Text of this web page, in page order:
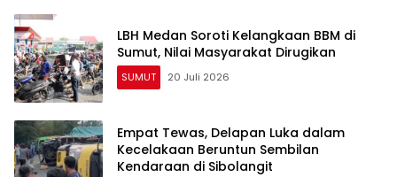
LBH Medan Soroti Kelangkaan BBM di
Sumut, Nilai Masyarakat Dirugikan
SUMUT 20 Juli 2026
Empat Tewas, Delapan Luka dalam
Kecelakaan Beruntun Sembilan
Kendaraan di Sibolangit